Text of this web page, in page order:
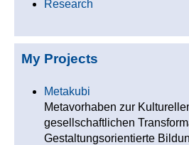
Research
My Projects
Metakubi
Metavorhaben zur
gesellschaftlichen
Gestaltungsorientierte